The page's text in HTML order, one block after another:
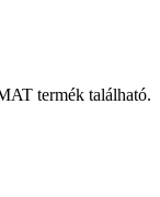
termék található.